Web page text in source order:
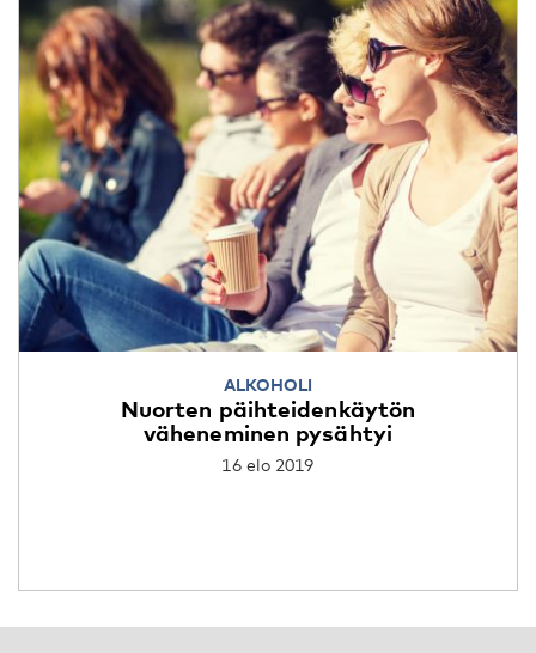
ALKOHOLI
Nuorten päihteidenkäytön
väheneminen pysähtyi
16 elo 2019